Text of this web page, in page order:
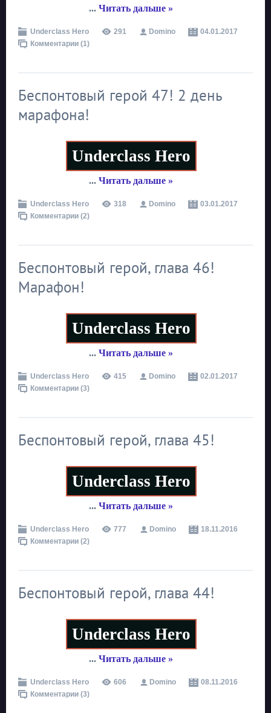
... Читать дальше »
Underclass Hero 291 Domino
04.01.2017
Комментарии (1)
Беспонтовый герой 47! 2 день
марафона!
Underclass Hero
... Читать дальше »
Underclass Hero 318 Domino
03.01.2017
Комментарии (2)
Беспонтовый герой, глава 46!
Марафон!
Underclass Hero
... Читать дальше »
Underclass Hero 415 Domino
02.01.2017
Комментарии (3)
Беспонтовый герой, глава 45!
Underclass Hero
... Читать дальше »
Underclass Hero 777 Domino
18.11.2016
Комментарии (2)
Беспонтовый герой, глава 44!
Underclass Hero
... Читать дальше »
Underclass Hero 606 Domino
08.11.2016
Комментарии (3)